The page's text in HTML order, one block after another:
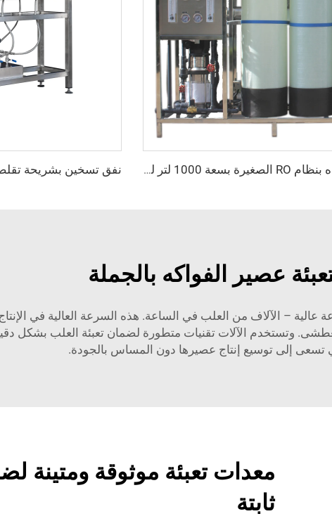
وحدة تنقية المياه بنظام RO الصغيرة بسعة 1000 لتر لمعالجة مياه الشرب
عصير الفواكه بالجملة
– الآلاف من العلب في الساعة. هذه السرعة العالية في
وتستخدم الآلات تقنيات متطورة لضمان تعبئة العلب بشكل
تسعى إلى توسيع إنتاج عصيرها دون المساس بالجودة.
معدات تعبئة موثوقة ومتينة
ثابتة